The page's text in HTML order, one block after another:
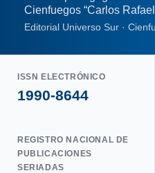
Cienfuegos “Carlos
Editorial Universo Sur ·
ISSN ELECTRÓNICO
1990-8644
REGISTRO NACIONAL DE
PUBLICACIONES
SERIADAS